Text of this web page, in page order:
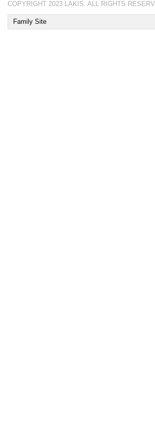
COPYRIGHT 2023 LAKIS. ALL RIGHTS
Family Site